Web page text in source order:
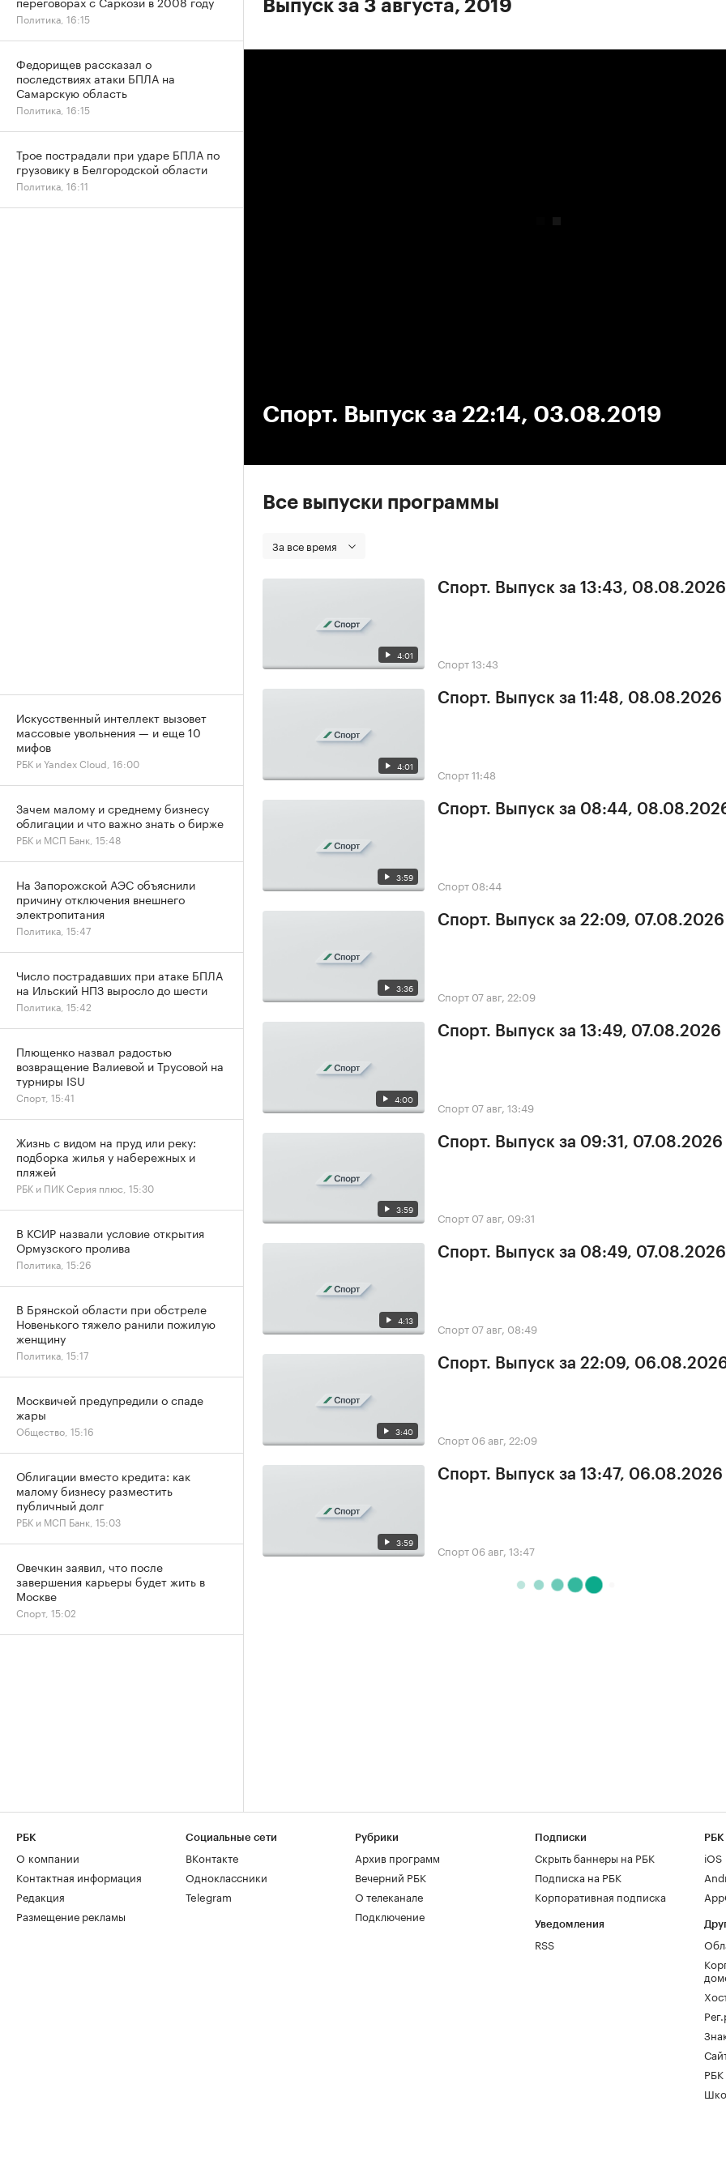
Выпуск за 3 августа, 2019
Спорт. Выпуск за 22:14, 03.08.2019
Все выпуски программы
За все время
4:01
Спорт. Выпуск за 13:43, 08.08.2026
Спорт13:43
4:01
Спорт. Выпуск за 11:48, 08.08.2026
Спорт11:48
3:59
Спорт. Выпуск за 08:44,
Спорт 08:44
3:36
Спорт. Выпуск за 22:09, 07.08.2026
Спорт 07 авг, 22:09
4:00
Спорт. Выпуск за 13:49, 07.08.2026
Спорт 07 авг, 13:49
3:59
Спорт. Выпуск за 09:31, 07.08.2026
Спорт 07 авг, 09:31
4:13
Спорт. Выпуск за 08:49, 07.08.2026
Спорт 07 авг, 08:49
3:40
Спорт. Выпуск за 22:09,
Спорт 06 авг, 22:09
3:59
Спорт. Выпуск за 13:47, 06.08.2026
Спорт 06 авг, 13:47
Политика, 16:15
Федорищев рассказал о
последствиях атаки БПЛА на
Самарскую область
Политика, 16:15
Трое пострадали при ударе БПЛА по
грузовику в Белгородской области
Политика, 16:11
Искусственный интеллект вызовет
массовые увольнения — и еще 10
мифов
РБК и Yandex Cloud, 16:00
Зачем малому и среднему бизнесу
облигации и что важно знать о бирже
РБК и МСП Банк, 15:48
На Запорожской АЭС объяснили
причину отключения внешнего
электропитания
Политика, 15:47
Число пострадавших при атаке БПЛА
на Ильский НПЗ выросло до шести
Политика, 15:42
Плющенко назвал радостью
возвращение Валиевой и Трусовой на
турниры ISU
Спорт, 15:41
Жизнь с видом на пруд или реку:
подборка жилья у набережных и
пляжей
РБК и ПИК Серия плюс, 15:30
В КСИР назвали условие открытия
Ормузского пролива
Политика, 15:26
В Брянской области при обстреле
Новенького тяжело ранили пожилую
женщину
Политика, 15:17
Москвичей предупредили о спаде
жары
Общество, 15:16
Облигации вместо кредита: как
малому бизнесу разместить
публичный долг
РБК и МСП Банк, 15:03
Овечкин заявил, что после
завершения карьеры будет жить в
Москве
Спорт, 15:02
РБК
О компании
Контактная информация
Редакция
Размещение рекламы
Социальные сети
ВКонтакте
Одноклассники
Telegram
Рубрики
Архив программ
Вечерний РБК
О телеканале
Подключение
Подписки
Скрыть баннеры на РБК
Подписка на РБК
Корпоративная подписка
Уведомления
RSS
РБК
iOS